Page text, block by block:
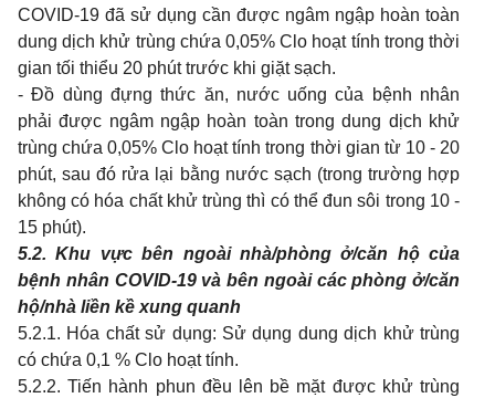
COVID-19 đã sử dụng cần được ngâm ngập hoàn toàn
dung dịch khử trùng chứa 0,05% Clo hoạt tính trong thời
gian tối thiểu 20 phút trước khi giặt sạch.
- Đồ dùng đựng thức ăn, nước uống của bệnh nhân
phải được ngâm ngập hoàn toàn trong dung dịch khử
trùng chứa 0,05% Clo hoạt tính trong thời gian từ 10 - 20
phút, sau đó rửa lại bằng nước sạch (trong trường hợp
không có hóa chất khử trùng thì có thể đun sôi trong 10 -
15 phút).
5.2. Khu vực bên ngoài nhà/phòng ở/căn hộ của
bệnh nhân COVID-19 và bên ngoài các phòng ở/căn
hộ/nhà liền kề xung quanh
5.2.1. Hóa chất sử dụng: Sử dụng dungdịch khử trùng
có chứa 0,1 % Clo hoạt tính.
5.2.2. Tiến hành phun đều lên bề mặt được khử trùng